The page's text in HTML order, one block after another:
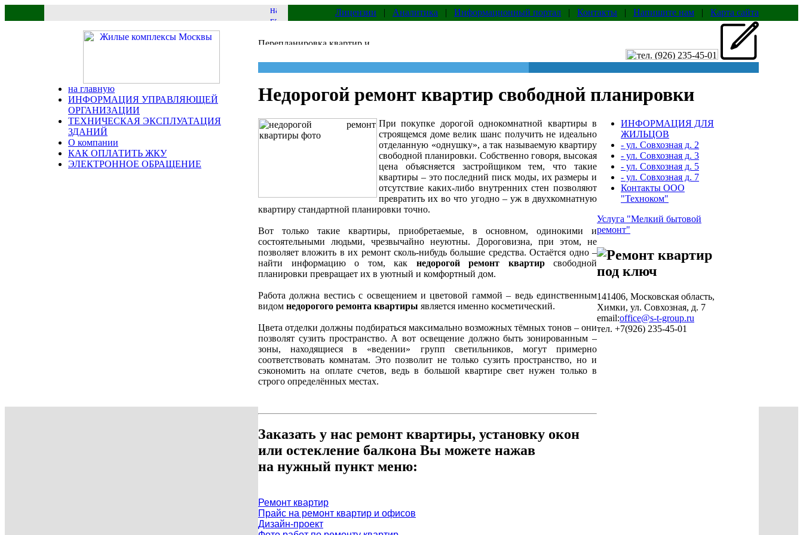
Лицензии | Аналитика | Информационный портал | Контакты | Напишите нам | Карта сайта
на главную
ИНФОРМАЦИЯ УПРАВЛЯЮЩЕЙ
ОРГАНИЗАЦИИ
ТЕХНИЧЕСКАЯ ЭКСПЛУАТАЦИЯ
ЗДАНИЙ
О компании
КАК ОПЛАТИТЬ ЖКУ
ЭЛЕКТРОННОЕ ОБРАЩЕНИЕ
Недорогой ремонт квартир свободной планировки
При покупке дорогой однокомнатной квартиры в
строящемся доме велик шанс получить не идеально
отделанную «однушку», а так называемую квартиру
свободной планировки. Собственно говоря, высокая
цена объясняется застройщиком тем, что такие
квартиры – это последний писк моды, их размеры и
отсутствие каких-либо внутренних стен позволяют
превратить их во что угодно – уж в двухкомнатную
квартиру стандартной планировки точно.
Вот только такие квартиры, приобретаемые, в основном, одинокими и
состоятельными людьми, чрезвычайно неуютны. Дороговизна, при этом, не
позволяет вложить в их ремонт сколь-нибудь большие средства. Остаётся одно –
найти информацию о том, как недорогой ремонт квартирсвободной
планировки превращает их в уютный и комфортный дом.
Работа должна вестись с освещением и цветовой гаммой – ведь единственным
видом недорогого ремонта квартиры является именно косметический.
Цвета отделки должны подбираться максимально возможных тёмных тонов – они
позволят сузить пространство. А вот освещение должно быть зонированным –
зоны, находящиеся в «ведении» групп светильников, могут примерно
соответствовать комнатам. Это позволит не только сузить пространство, но и
сэкономить на оплате счетов, ведь в большой квартире свет нужен только в
строго определённых местах.
Заказать у нас ремонт квартиры, установку окон
или остекление балкона Вы можете нажав
на нужный пункт меню:
Ремонт квартир
Прайс на ремонт квартир и офисов
Дизайн-проект
ИНФОРМАЦИЯ ДЛЯ
ЖИЛЬЦОВ
- ул. Совхозная д. 2
- ул. Совхозная д. 3
- ул. Совхозная д. 5
- ул. Совхозная д. 7
Контакты ООО
"Техноком"
Услуга "Мелкий бытовой
ремонт"
141406, Московская область,
Химки, ул. Совхозная, д. 7
email:office@s-t-group.ru
тел. +7(926) 235-45-01